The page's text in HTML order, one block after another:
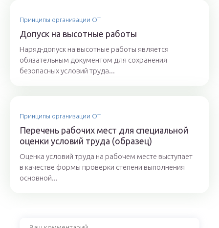
Принципы организации ОТ
Допуск на высотные работы
Наряд-допуск на высотные работы является
обязательным документом для сохранения
безопасных условий труда...
Принципы организации ОТ
Перечень рабочих мест для специальной
оценки условий труда (образец)
Оценка условий труда на рабочем месте выступает
в качестве формы проверки степени выполнения
основной...